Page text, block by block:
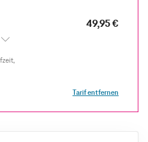
49,95 €
Tarif entfernen